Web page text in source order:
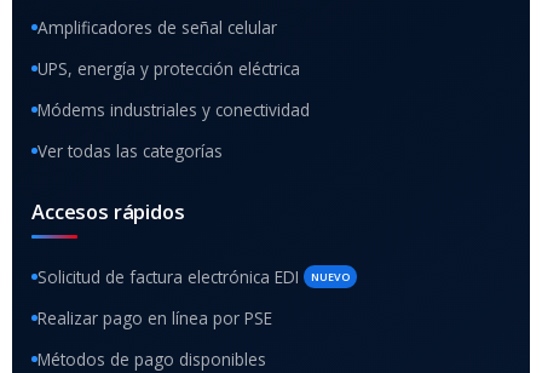
Amplificadores de señal celular
UPS, energía y protección eléctrica
Módems industriales y conectividad
Ver todas las categorías
Accesos rápidos
Solicitud de factura electrónica EDI NUEVO
Realizar pago en línea por PSE
Métodos de pago disponibles